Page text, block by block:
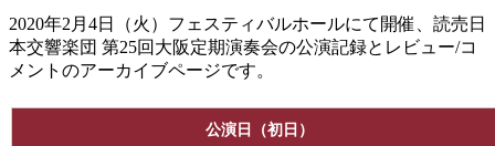
2020年2月4日（火）フェスティバルホールにて開催、読売日
本交響楽団 第25回大阪定期演奏会の公演記録とレビュー/コ
メントのアーカイブページです。
公演日（初日）